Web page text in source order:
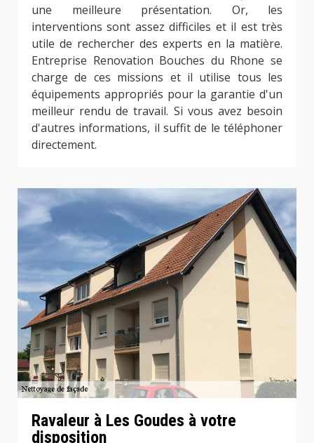
une meilleure présentation. Or, les
interventions sont assez difficiles et il est très
utile de rechercher des experts en la matière.
Entreprise Renovation Bouches du Rhone se
charge de ces missions et il utilise tous les
équipements appropriés pour la garantie d'un
meilleur rendu de travail. Si vous avez besoin
d'autres informations, il suffit de le téléphoner
directement.
Ravaleur à Les Goudes à votre
disposition